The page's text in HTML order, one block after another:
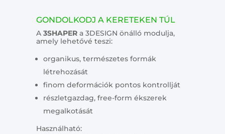
GONDOLKODJ A KERETEKEN TÚL
A 3SHAPER a 3DESIGN önálló modulja,
amely lehetővé teszi:
organikus, természetes formák
létrehozását
finom deformációk pontos kontrollját
részletgazdag, free-form ékszerek
megalkotását
Használható: